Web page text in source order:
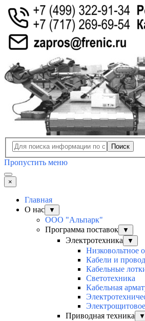
Поиск
Пропустить меню
×
Главная
О нас
▼
ООО "Альпарк"
Программа поставок
▼
Электротехника ▼
Низковольтное
Кабели и
Кабельные
Светотехника
Кабельная
Приводная техника
▼